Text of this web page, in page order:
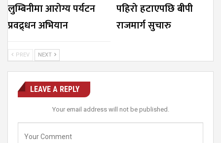
लुम्बिनीमा आरोग्य पर्यटन
प्रवद्र्धन अभियान
पहिरो हटाएपछि बीपी
राजमार्ग सुचारु
PREV NEXT
LEAVE A REPLY
Your email address will not be published.